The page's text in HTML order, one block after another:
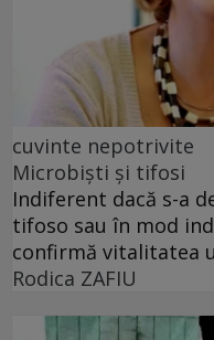
cuvinte nepotrivite
Microbiști și tifosi
Indiferent dacă s-a
tifoso sau în mod
confirmă vitalitatea
Rodica ZAFIU